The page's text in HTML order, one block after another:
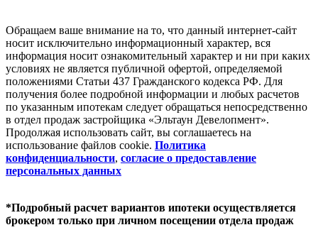
Обращаем ваше внимание на то, что данный интернет-сайт
носит исключительно информационный характер, вся
информация носит ознакомительный характер и ни при каких
условиях не является публичной офертой, определяемой
положениями Статьи 437 Гражданского кодекса РФ. Для
получения более подробной информации и любых расчетов
по указанным ипотекам следует обращаться непосредственно
в отдел продаж застройщика «Эльтаун Девелопмент».
Продолжая использовать сайт, вы соглашаетесь на
использование файлов coоkie. Политика
конфиденциальности, согласие о предоставление
персональных данных
*Подробный расчет вариантов ипотеки осуществляется
брокером только при личном посещении отдела продаж